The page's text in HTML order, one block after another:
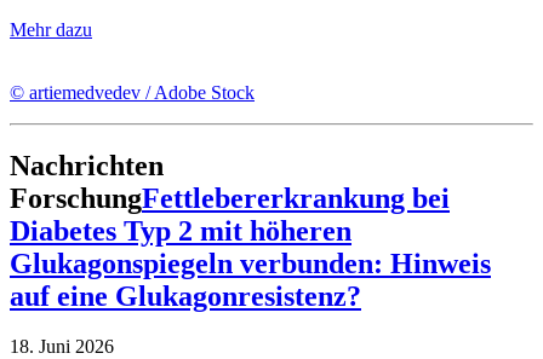
Mehr dazu
© artiemedvedev / Adobe Stock
Nachrichten
ForschungFettlebererkrankung bei
Diabetes Typ 2 mit höheren
Glukagonspiegeln verbunden: Hinweis
auf eine Glukagonresistenz?
18. Juni 2026